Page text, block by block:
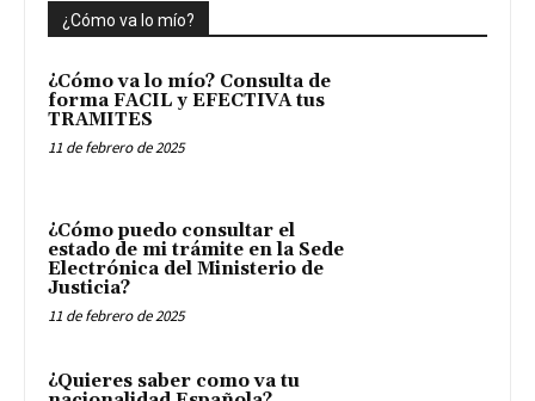
¿Cómo va lo mío?
¿Cómo va lo mío? Consulta de
forma FACIL y EFECTIVA tus
TRAMITES
11 de febrero de 2025
¿Cómo puedo consultar el
estado de mi trámite en la Sede
Electrónica del Ministerio de
Justicia?
11 de febrero de 2025
¿Quieres saber como va tu